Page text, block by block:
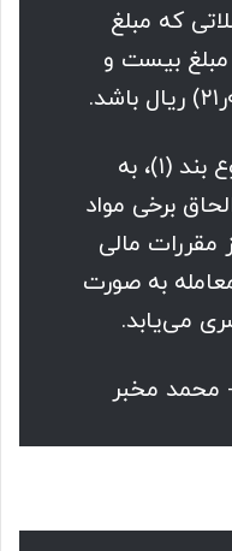
که مبلغ
مبلغ بیست و
۲- نصاب معاملات موضوع بند (۱)، به
قانون الحاق برخی مواد
مقررات مالی
معامله به صورت
می‌یابد.
محمد مخبر